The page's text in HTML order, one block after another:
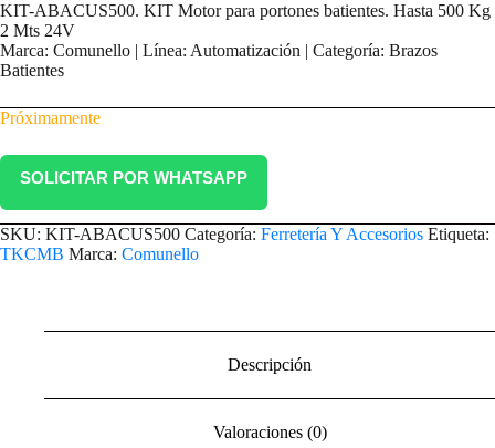
KIT-ABACUS500. KIT Motor para portones batientes. Hasta 500 Kg
2 Mts 24V
Marca: Comunello | Línea: Automatización | Categoría: Brazos
Batientes
Próximamente
SOLICITAR POR WHATSAPP
SKU: KIT-ABACUS500 Categoría: Ferretería Y Accesorios Etiqueta:
TKCMB Marca: Comunello
Descripción
Valoraciones (0)